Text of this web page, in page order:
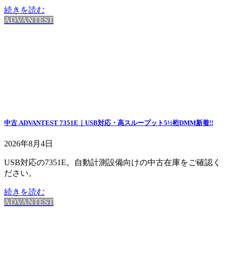
続きを読む
ADVANTEST
中古 ADVANTEST 7351E｜USB対応・高スループット5½桁DMM新着!!
2026年8月4日
USB対応の7351E。自動計測設備向けの中古在庫をご確認く
ださい。
続きを読む
ADVANTEST